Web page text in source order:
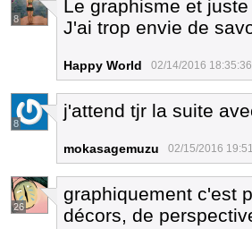
8
Le graphisme et
J'ai trop envie de
Happy World 02/14/2016 18:35:36
8
j'attend tjr la suite
mokasagemuzu 02/15/2016
26
graphiquement c'est
décors, de